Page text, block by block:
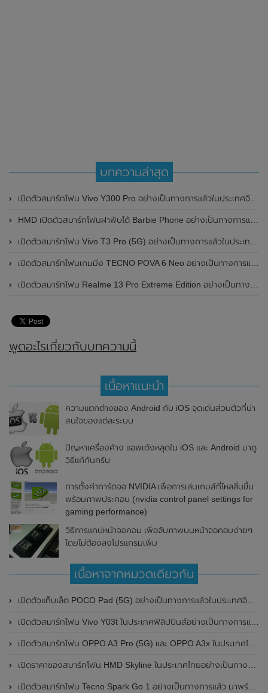
บทความล่าสุด
เปิดตัวสมาร์ทโฟน Vivo Y300 Pro อย่างเป็นทางการแล้วในประเทศจีน มาพร้อมดีไซน์พรีเมี่ยม ทนทาน และแบตเตอรี่สุดอึดขนาดใหญ่ 6,500mAh พร้อมรองรับการชาร์จไว 80W
HMD เปิดตัวสมาร์ทโฟนฝาพับได้ Barbie Phone อย่างเป็นทางการแล้ว มาพร้อมธีมสีชมพูสดใส
เปิดตัวสมาร์ทโฟน Vivo T3 Pro (5G) อย่างเป็นทางการแล้วในประเทศอินเดีย
เปิดตัวสมาร์ทโฟนเกมมิ่ง TECNO POVA 6 Neo อย่างเป็นทางการแล้วในประเทศไทย ในราคา 8,499 บาท
เปิดตัวสมาร์ทโฟน Realme 13 Pro Extreme Edition อย่างเป็นทางการแล้วในประเทศจีน
พูดอะไรเกี่ยวกับบทความนี้
เนื้อหาแนะนำ
ความแตกต่างของ Android กับ iOS จุดเด่นส่วนตัวที่น่า
สนใจของแต่ละระบบ
ปัญหาเครื่องค้าง แอพเด้งหลุดใน iOS และ Android มาดู
วิธีแก้กันครับ
การตั้งค่าการ์ดจอ NVIDIA เพื่อการเล่นเกมส์ที่ไหลลื่นขึ้น
พร้อมภาพประกอบ (nvidia control panel settings for
gaming performance)
วิธีการแคปหน้าจอคอม เพื่อจับภาพบนหน้าจอคอมง่ายๆ
โดยไม่ต้องลงโปรแกรมเพิ่ม
เนื้อหาจากหมวดเดียวกัน
เปิดตัวแท็บเล็ต POCO Pad (5G) อย่างเป็นทางการแล้วในประเทศอินเดีย มาพร้อมชิปเซ็ต Snapdragon 7s Gen 2 ของ Qualcomm และรองรับเครือข่าย 5G
เปิดตัวสมาร์ทโฟน Vivo Y03t ในประเทศฟิลิปปินส์อย่างเป็นทางการแล้ว มาพร้อมชิปเซ็ต Unisoc T612 , กล้องหลัง ความละเอียด 13MP , แบตเตอรี่ 5,000mAh และหน้าจอแสดงผล LCD / 90Hz
เปิดตัวสมาร์ทโฟน OPPO A3 Pro (5G) และ OPPO A3x ในประเทศไทยอย่างเป็นทางการแล้ว ในราคาเริ่มต้นเพียง 3,999 บาท
เปิดราคาของสมาร์ทโฟน HMD Skyline ในประเทศไทยอย่างเป็นทางการแล้ว ราคา 14,990 บาท
เปิดตัวสมาร์ทโฟน Tecno Spark Go 1 อย่างเป็นทางการแล้ว มาพร้อมหน้าจอแสดงผล LCD / 120Hz , แบตเตอรี่ 5,000mAh และใช้ชิปเซ็ต Unisoc